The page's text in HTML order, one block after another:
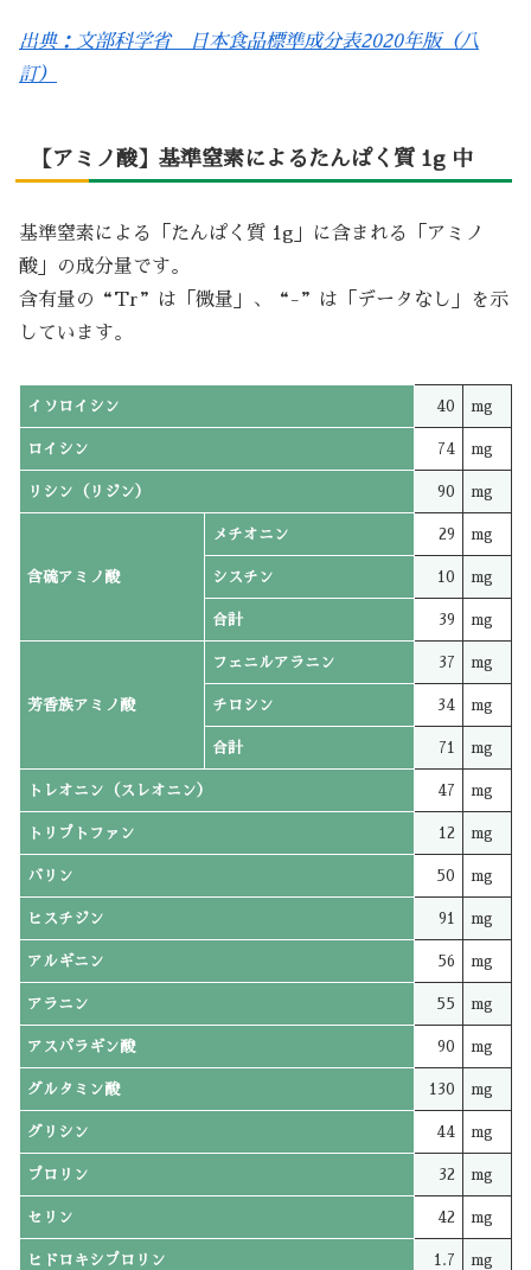
出典：文部科学省 日本食品標準成分表2020年版（八
訂）
【アミノ酸】基準窒素によるたんぱく質 1g 中
基準窒素による「たんぱく質 1g」に含まれる「アミノ
酸」の成分量です。
含有量の“Tr”は「微量」、“-”は「データなし」を示
しています。
イソロイシン 40 mg
ロイシン 74 mg
リシン（リジン） 90 mg
含硫アミノ酸
メチオニン 29 mg
シスチン 10 mg
合計 39 mg
芳香族アミノ酸
フェニルアラニン 37 mg
チロシン 34 mg
合計 71 mg
トレオニン（スレオニン） 47 mg
トリプトファン 12 mg
バリン 50 mg
ヒスチジン 91 mg
アルギニン 56 mg
アラニン 55 mg
アスパラギン酸 90 mg
グルタミン酸 130 mg
グリシン 44 mg
プロリン 32 mg
セリン 42 mg
ヒドロキシプロリン 1.7 mg